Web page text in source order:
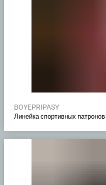
BOYEPRIPASY
Линейка спортивных